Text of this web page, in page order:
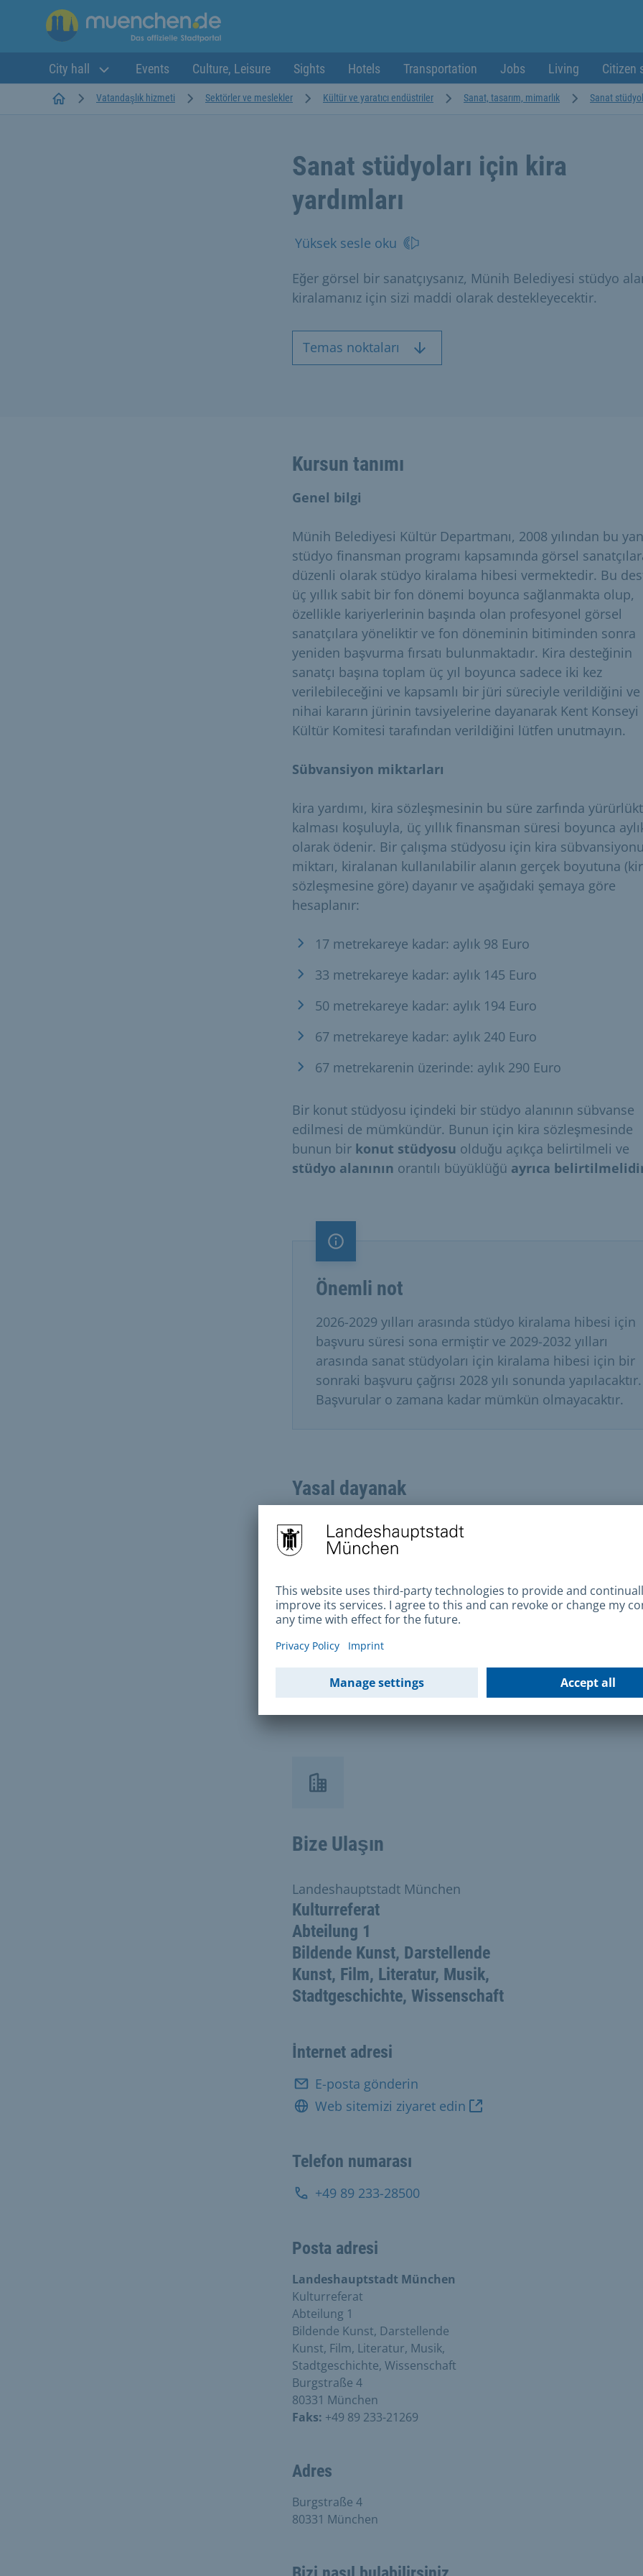
City hall Events Culture, Leisure Sights Hotels Transportation Jobs Living Citizen
StartseiteVatandaşlık hizmeti Sektörler ve meslekler Kültür ve yaratıcı endüstriler Sanat, tasarım, mimarlık Sanat
Sanat stüdyoları için kira
yardımları
Yüksek sesle oku
Eğer görsel bir sanatçıysanız, Münih Belediyesi stüdyo
kiralamanız için sizi maddi olarak destekleyecektir.
Temas noktaları
Kursun tanımı
Genel bilgi
Münih Belediyesi Kültür Departmanı, 2008 yılından bu
stüdyo finansman programı kapsamında görsel
düzenli olarak stüdyo kiralama hibesi vermektedir. Bu
üç yıllık sabit bir fon dönemi boyunca sağlanmakta olup,
özellikle kariyerlerinin başında olan profesyonel görsel
sanatçılara yöneliktir ve fon döneminin bitiminden sonra
yeniden başvurma fırsatı bulunmaktadır. Kira desteğinin
sanatçı başına toplam üç yıl boyunca sadece iki kez
verilebileceğini ve kapsamlı bir jüri süreciyle verildiğini ve
nihai kararın jürinin tavsiyelerine dayanarak Kent Konseyi
Kültür Komitesi tarafından verildiğini lütfen unutmayın.
Sübvansiyon miktarları
kira yardımı, kira sözleşmesinin bu süre zarfında
kalması koşuluyla, üç yıllık finansman süresi boyunca
olarak ödenir. Bir çalışma stüdyosu için kira
miktarı, kiralanan kullanılabilir alanın gerçek boyutuna
sözleşmesine göre) dayanır ve aşağıdaki şemaya göre
hesaplanır:
17 metrekareye kadar: aylık 98 Euro
33 metrekareye kadar: aylık 145 Euro
50 metrekareye kadar: aylık 194 Euro
67 metrekareye kadar: aylık 240 Euro
67 metrekarenin üzerinde: aylık 290 Euro
Bir konut stüdyosu içindeki bir stüdyo alanının sübvanse
edilmesi de mümkündür. Bunun için kira sözleşmesinde
bunun bir konut stüdyosu olduğu açıkça belirtilmeli ve
stüdyo alanının orantılı büyüklüğü ayrıca
Önemli not
Önemli not
2026-2029 yılları arasında stüdyo kiralama hibesi için
başvuru süresi sona ermiştir ve 2029-2032 yılları
arasında sanat stüdyoları için kiralama hibesi için bir
sonraki başvuru çağrısı 2028 yılı sonunda yapılacaktır.
Başvurular o zamana kadar mümkün olmayacaktır.
Yasal dayanak
KararSon başvuru tarihine kadar teslim edilen tüm resmi
olarak doğru ve eksiksiz başvurular, Kent Konseyi
göre başvuru sahipleri arasında bir seçim yapacak ve kent
konseyine bir tavsiyede bulunacaktır.
Jüri süreci tamamlandığında ve kent konseyi kararını
verdiğinde yazılı olarak bilgilendirileceksiniz. Tüm süreç
erken Mayıs 2026'da tamamlanacaktır. Soru sormaktan
Bize Ulaşın
Kulturreferat
Abteilung 1
Bildende Kunst, Darstellende
Kunst, Film, Literatur, Musik,
Stadtgeschichte, Wissenschaft
Landeshauptstadt München
İnternet adresi
E-posta gönderin
Web sitemizi ziyaret edin
Telefon numarası
+49 89 233-28500
Posta adresi
Landeshauptstadt München
Kulturreferat
Abteilung 1
Bildende Kunst, Darstellende
Kunst, Film, Literatur, Musik,
Stadtgeschichte, Wissenschaft
Burgstraße 4
80331 München
Faks: +49 89 233-21269
Adres
Burgstraße 4
80331 München